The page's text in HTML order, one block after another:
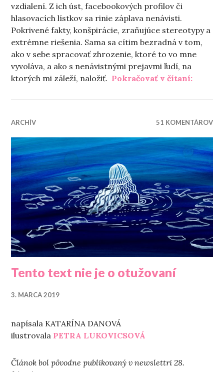
vzdialení. Z ich úst, facebookových profilov či
hlasovacích lístkov sa rinie záplava nenávisti.
Pokrivené fakty, konšpirácie, zraňujúce stereotypy a
extrémne riešenia. Sama sa cítim bezradná v tom,
ako v sebe spracovať zhrozenie, ktoré to vo mne
vyvoláva, a ako s nenávistnými prejavmi ľudí, na
ktorých mi záleží, naložiť. Pokračovať v čítaní:„S
ARCHÍV 51 KOMENTÁROV
Tento text nie je o otužovaní
3. MARCA 2019
napísala KATARÍNA DANOVÁ
ilustrovala PETRA LUKOVICSOVÁ
Článok bol pôvodne publikovaný v newslettri 28.